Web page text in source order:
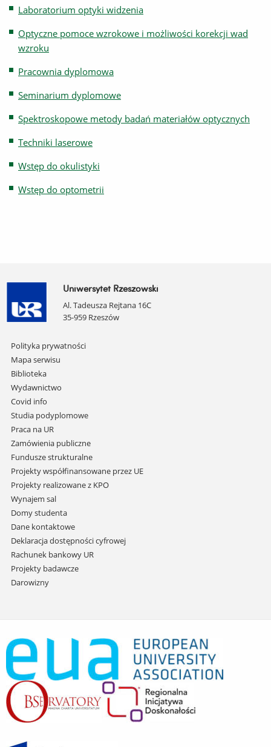
Laboratorium optyki widzenia
Optyczne pomoce wzrokowe i możliwości korekcji wad
wzroku
Pracownia dyplomowa
Seminarium dyplomowe
Spektroskopowe metody badań materiałów optycznych
Techniki laserowe
Wstęp do okulistyki
Wstęp do optometrii
Uniwersytet Rzeszowski
Al. Tadeusza Rejtana 16C
35-959 Rzeszów
Pomiń
nawigację
i
przejdź
do
treści
Polityka prywatności
Mapa serwisu
Biblioteka
Wydawnictwo
Covid info
Studia podyplomowe
Praca na UR
Zamówienia publiczne
Fundusze strukturalne
Projekty współfinansowane przez UE
Projekty realizowane z KPO
Wynajem sal
Domy studenta
Dane kontaktowe
Deklaracja dostępności cyfrowej
Rachunek bankowy UR
Projekty badawcze
Darowizny